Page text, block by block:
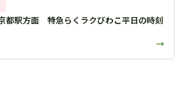
都駅方面 特急らくラクびわこ平日の時刻
→